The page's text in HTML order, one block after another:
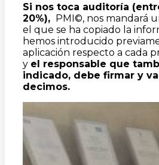
Si nos toca auditoría
20%), PMI©, nos mandará
el que se ha copiado la
hemos introducido
aplicación respecto a cada
y el responsable que
indicado, debe firmar y
decimos.